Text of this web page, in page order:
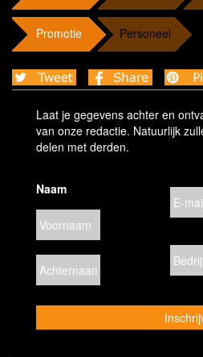
Promotie Personeel
Laat je gegevens achter en
van onze redactie. Natuurlijk
delen met derden.
Naam